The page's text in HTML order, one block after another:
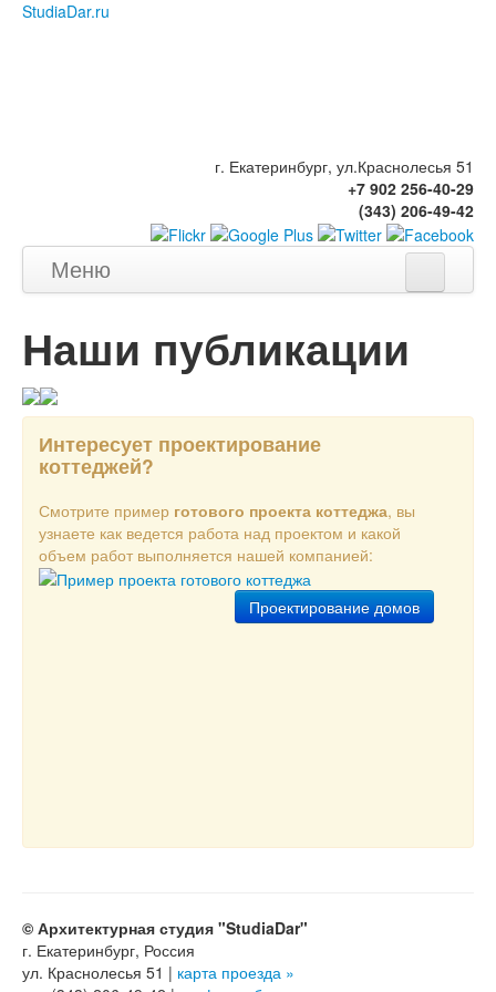
StudiaDar.ru
г. Екатеринбург, ул.Краснолесья 51
+7 902 256-40-29
(343) 206-49-42
Меню
Портфолио
Дома, коттеджи
Квартиры
Общественные объекты
Бани, беседки
Услуги
Архитектурное проектирование
Дизайн интерьеров
Мне нужен проект
Наши публикации
Интересует проектирование
коттеджей?
Смотрите пример готового проекта коттеджа, вы
узнаете как ведется работа над проектом и какой
объем работ выполняется нашей компанией:
Проектирование домов
© Архитектурная студия "StudiaDar"
г. Екатеринбург, Россия
ул. Краснолесья 51 | карта проезда »